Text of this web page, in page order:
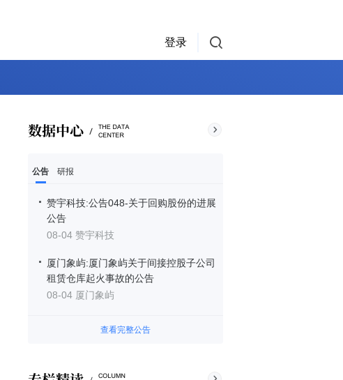
登录
公告 研报
赞宇科技:公告048-关于回购股份的进展
公告
08-04 赞宇科技
厦门象屿:厦门象屿关于间接控股子公司
租赁仓库起火事故的公告
08-04 厦门象屿
查看完整公告